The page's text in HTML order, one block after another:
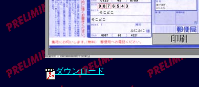
ダウンロード